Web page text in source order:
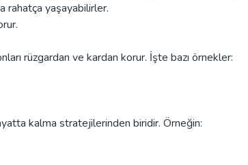
rahatça yaşayabilirler.
rüzgardan ve kardan korur. İşte bazı örnekler:
kalma stratejilerinden biridir. Örneğin: